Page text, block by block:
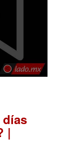
días
|